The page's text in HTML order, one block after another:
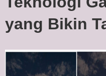
yang Bikin